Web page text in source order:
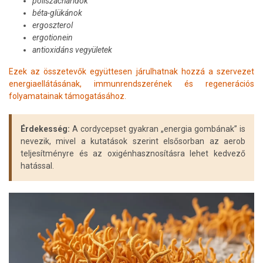
béta-glükánok
ergoszterol
ergotionein
antioxidáns vegyületek
Ezek az összetevők együttesen járulhatnak hozzá a szervezet
energiaellátásának, immunrendszerének és regenerációs
folyamatainak támogatásához.
Érdekesség: A cordycepset gyakran „energia gombának” is
nevezik, mivel a kutatások szerint elsősorban az aerob
teljesítményre és az oxigénhasznosításra lehet kedvező
hatással.